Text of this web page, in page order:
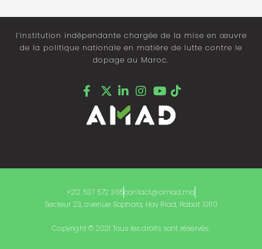
l’institution indépendante chargée de la mise en œuvre
de la politique nationale en matière de lutte contre le
dopage au Maroc.
Copyright © 2021 Tous les droits sont réservés.
+212 537 572 365contact@amad.ma
Secteur 23, avenue Sophora, Hay Riad, Rabat 10110